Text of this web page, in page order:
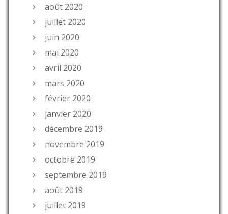
août 2020
juillet 2020
juin 2020
mai 2020
avril 2020
mars 2020
février 2020
janvier 2020
décembre 2019
novembre 2019
octobre 2019
septembre 2019
août 2019
juillet 2019